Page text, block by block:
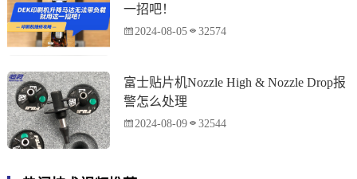
一招吧！
2024-08-05 32574
富士贴片机Nozzle High & Nozzle Drop报
警怎么处理
2024-08-09 32544